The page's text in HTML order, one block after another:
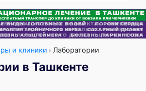
и клиники Лаборатории
в Ташкенте